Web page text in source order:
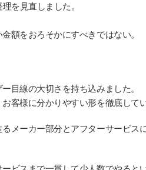
を見直しました。
額をおろそかにすべきではない。
目線の大切さを持ち込みました。
客様に分かりやすい形を徹底してい
メーカー部分とアフターサービス